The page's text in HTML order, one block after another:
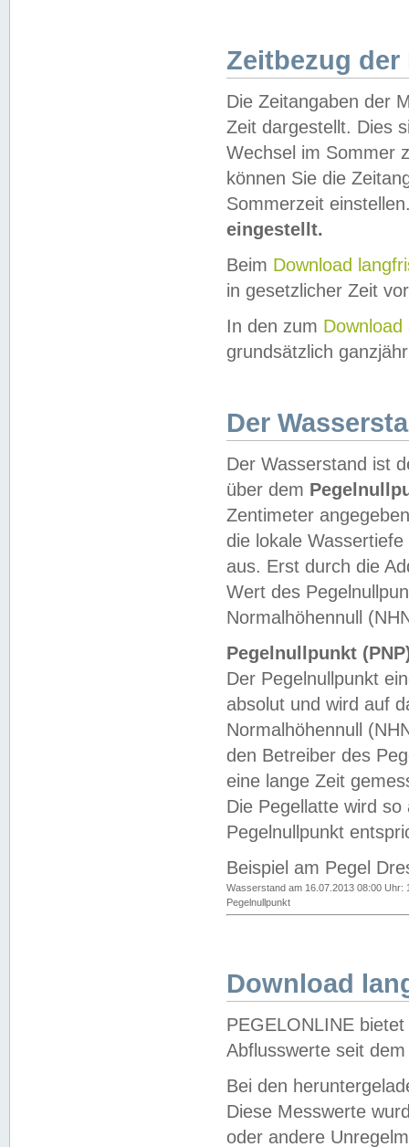
Zeitbezug der
Die Zeitangaben der
Zeit dargestellt. Dies
Wechsel im Sommer
können Sie die
Sommerzeit
eingestellt.
Beim Download
in gesetzlicher Zeit
In den zum Download
grundsätzlich
Der
Der Wasserstand ist
über dem
Zentimeter
die lokale
aus. Erst durch die
Wert des
Normalhöhennull
Pegelnullpunkt
Der Pegelnullpunkt
absolut und wird auf
Normalhöhennull
den Betreiber des
eine lange Zeit
Die Pegellatte wird
Pegelnullpunkt
Beispiel am Pegel
Wasserstand am 16.07.2013 08:00 Uhr:
Pegelnullpunkt
Download
PEGELONLINE
Abflusswerte seit
Bei den
Diese Messwerte
oder andere